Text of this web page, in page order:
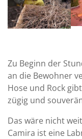
Zu Beginn der
an die Bewohner
Hose und Rock
zügig und
Das wäre nicht
Camira ist eine